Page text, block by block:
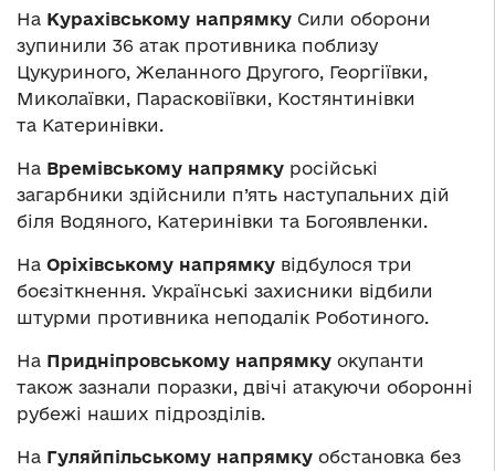
На Курахівському напрямку Сили оборони
зупинили 36 атак противника поблизу
Цукуриного, Желанного Другого, Георгіївки,
Миколаївки, Парасковіївки, Костянтинівки
та Катеринівки.
На Времівському напрямку російські
загарбники здійснили п’ять наступальних дій
біля Водяного, Катеринівки та Богоявленки.
На Оріхівському напрямку відбулося три
боєзіткнення. Українські захисники відбили
штурми противника неподалік Роботиного.
На Придніпровському напрямку окупанти
також зазнали поразки, двічі атакуючи оборонні
рубежі наших підрозділів.
На Гуляйпільському напрямку обстановка без